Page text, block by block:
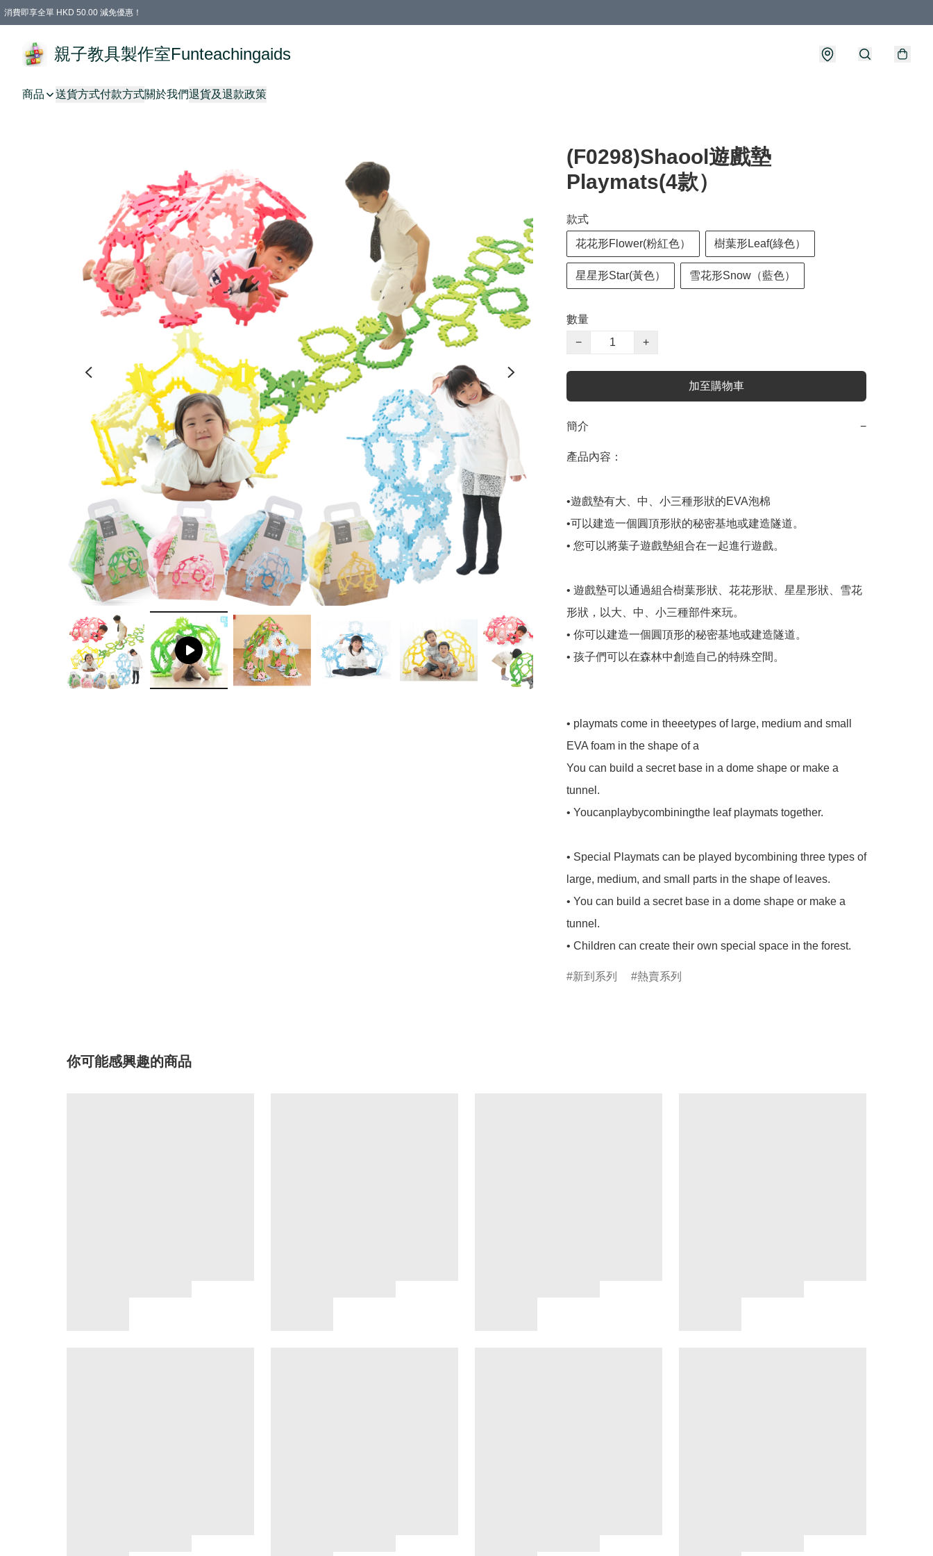
消費即享全單 HKD 50.00 減免優惠！
親子教具製作室Funteachingaids
商品 送貨方式付款方式關於我們退貨及退款政策
(F0298)Shaool遊戲墊
Playmats(4款）
款式
花花形Flower(粉紅色） 樹葉形Leaf(綠色）
星星形Star(黃色） 雪花形Snow（藍色）
數量
−
+
加至購物車
簡介 −
產品內容：
•遊戲墊有大、中、小三種形狀的EVA泡棉
•可以建造一個圓頂形狀的秘密基地或建造隧道。
• 您可以將葉子遊戲墊組合在一起進行遊戲。
• 遊戲墊可以通過組合樹葉形狀、花花形狀、星星形狀、雪花
形狀，以大、中、小三種部件來玩。
• 你可以建造一個圓頂形的秘密基地或建造隧道。
• 孩子們可以在森林中創造自己的特殊空間。
• playmats come in theeetypes of large, medium and small
EVA foam in the shape of a
You can build a secret base in a dome shape or make a
tunnel.
• Youcanplaybycombiningthe leaf playmats together.
• Special Playmats can be played bycombining three types of
large, medium, and small parts in the shape of leaves.
• You can build a secret base in a dome shape or make a
tunnel.
• Children can create their own special space in the forest.
新到系列 熱賣系列
你可能感興趣的商品